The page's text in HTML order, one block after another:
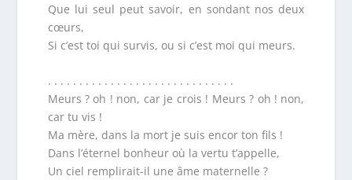
Que lui seul peut savoir, en sondant nos deux
cœurs,
Si c’est toi qui survis, ou si c’est moi qui meurs.
. . . . . . . . . . . . . . . . . . . . . . . . . . . . . .
Meurs ? oh ! non, car je crois ! Meurs ? oh ! non,
car tu vis !
Ma mère, dans la mort je suis encor ton fils !
Dans l’éternel bonheur où la vertu t’appelle,
Un ciel remplirait-il une âme maternelle ?